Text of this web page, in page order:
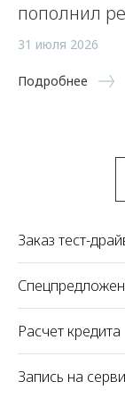
пополнил
31 июля 2026
Подробнее
Заказ тест-
Расчет кредита
Запись на